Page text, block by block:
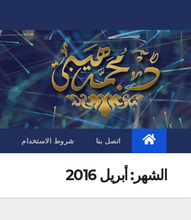
content
اتصل بنا شروط الاستخدام
الشهر:أبريل 2016